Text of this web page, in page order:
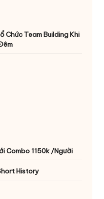
Chức Team Building Khi
Combo 1150k /Người
History